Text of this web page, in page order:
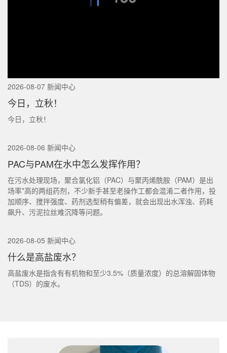
2026-08-07 新闻中心
今日，立秋！
今日，立秋！
2026-08-06 新闻中心
PAC与PAM在水中怎么发挥作用？
在污水处理现场，聚合氯化铝（PAC）与聚丙烯酰胺（PAM）是出
场率*高的两组药剂，不少新手甚至老操作工都会混淆二者作用，投
加顺序、搅拌强度、药剂选型稍有偏差，就会出现出水浑浊、药耗
飙升、污泥拉丝难沉降等问题。
2026-08-05 新闻中心
什么是高盐废水？
高盐废水是指含有有机物和至少3.5%（质量浓度）的总溶解固体物
（TDS）的废水。